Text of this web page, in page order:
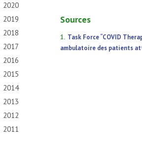
2020
2019
2018
2017
2016
2015
2014
2013
2012
2011
Sources
1. Task Force “COVID
ambulatoire des patients